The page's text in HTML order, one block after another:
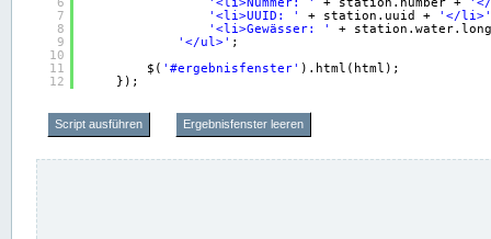
7
8
9
10
11
12
'<li>UUID: '
+ station.uuid +
'</li>'
'<li>Gewässer: '
+
'</ul>' ;
$( '#ergebnisfenster' ).html(html);
});
Script ausführen Ergebnisfenster leeren